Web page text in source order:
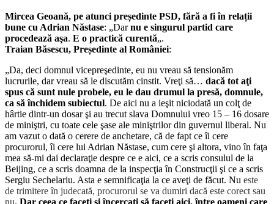
Mircea Geoană, pe atunci președinte PSD, fără a fi în relații
bune cu Adrian Năstase: „Darnu e singurul partid care
procedează aşa. E o practică curentă„.
Traian Băsescu, Președinte al României:
„Da, deci domnul vicepreşedinte, eu nu vreau să tensionăm
lucrurile, dar vreau să le discutăm cinstit. Vreţi să… dacă tot aţi
spus că sunt nule probele, eu le dau drumul la presă, domnule,
ca să închidem subiectul. De aici nu a ieşit niciodată un colţ de
hârtie dintr-un dosar şi au trecut slava Domnului vreo 15 – 16 dosare
de miniştri, cu toate cele şase ale miniştrilor din guvernul liberal. Nu
am vazut o dată o cerere de anchetare, că de fapt ce îi cere
procurorul, îi cere lui Adrian Năstase, cum cere şi altora, vino în faţa
mea să-mi dai declaraţie despre ce e aici, ce a scris consulul de la
Beijing, ce a scris doamna de la inspecţia în Construcţii şi ce a scris
Sergiu Sechelariu. Asta e semnificaţia la ce aveţi de făcut. Nu este
de trimitere în judecată, procurorul se va dumiri dacă este corect sau
nu. Dar ceea ce faceţi şi încercaţi să faceţi aici, între oameni care